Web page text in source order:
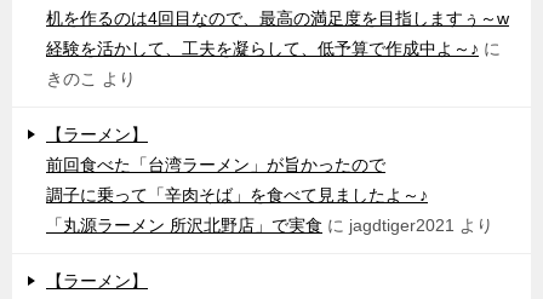
机を作るのは4回目なので、最高の満足度を目指しますぅ～w
経験を活かして、工夫を凝らして、低予算で作成中よ～♪ に
きのこ
より
【ラーメン】
前回食べた「台湾ラーメン」が旨かったので
調子に乗って「辛肉そば」を食べて見ましたよ～♪
「丸源ラーメン 所沢北野店」で実食 に jagdtiger2021 より
【ラーメン】